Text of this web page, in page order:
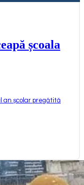
școala
an școlar pregătită